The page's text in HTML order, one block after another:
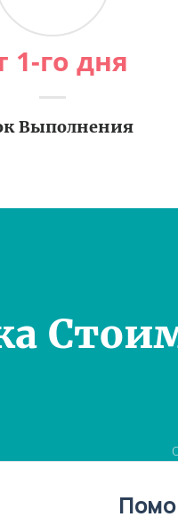
1-го дня
Выполнения